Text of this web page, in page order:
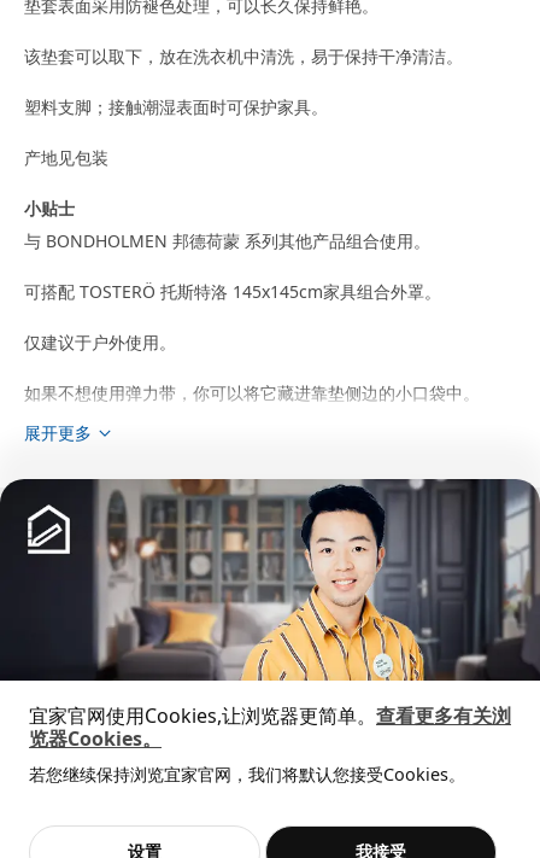
垫套表面采用防褪色处理，可以长久保持鲜艳。
该垫套可以取下，放在洗衣机中清洗，易于保持干净清洁。
塑料支脚；接触潮湿表面时可保护家具。
产地见包装
小贴士
与 BONDHOLMEN 邦德荷蒙 系列其他产品组合使用。
可搭配 TOSTERÖ 托斯特洛 145x145cm家具组合外罩。
仅建议于户外使用。
如果不想使用弹力带，你可以将它藏进靠垫侧边的小口袋中。
这种产品中的材料可以回收利用。 请查看你所在社区的回收规
该产品已经通过家用场合使用测试，符合以下标准规定的耐用性和
安全性要求：EN 581。
Eva Lilja Löwenhielm
商品尺寸和包装信息
包装信息
此商品包含13个包装
BONDHOLMEN 邦德荷蒙
展开更多
猜你喜欢
SÅGMÄSTARE 索格麦斯
抱歉，该商品在所选地区暂时缺货。
加入购物袋 立即购买
价格透明，设计专业，现货供应
不，谢谢 立即预约
宜家官网使用Cookies,让浏览器更简单。 查看更多有关浏
览器Cookies。
若您继续保持浏览宜家官网，我们将默认您接受Cookies。
设置 我接受